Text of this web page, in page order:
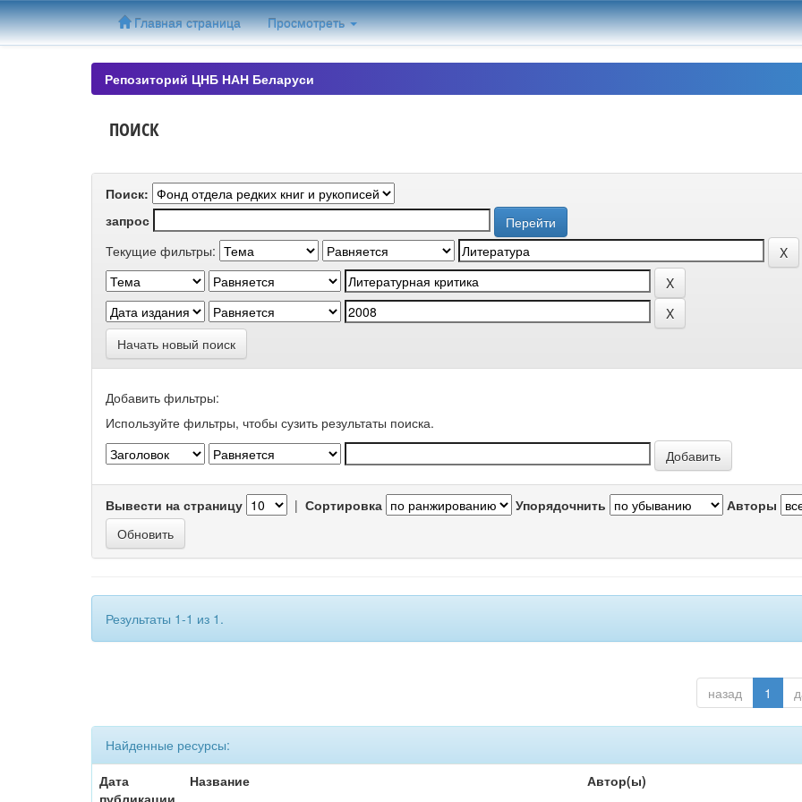
Skip
navigation
Главная страница Просмотреть
Репозиторий ЦНБ НАН Беларуси
ПОИСК
Поиск:
запрос
Текущие фильтры:
Начать новый поиск
Добавить фильтры:
Используйте фильтры, чтобы сузить результаты поиска.
Вывести на страницу | Сортировка Упорядочнить Авторы
Результаты 1-1 из 1.
назад 1
Найденные ресурсы:
Дата
публикации
Название Автор(ы)